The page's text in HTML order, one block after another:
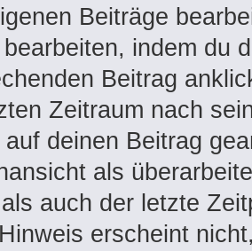
Beiträge
indem du
Beitrag
Zeitraum nach
auf deinen Beitrag
als
auch der letzte
erscheint